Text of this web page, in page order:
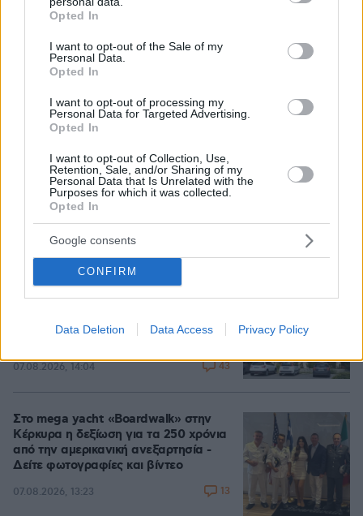
grant or deny consent to Google and its third-party tags to
use your data for below specified purposes in below Google
consent section.
Opted In
I want to opt-out of the Sale of my
Personal Data.
Opted In
I want to opt-out of processing my
Personal Data for Targeted Advertising.
Opted In
I want to opt-out of Collection, Use,
Retention, Sale, and/or Sharing of my
Personal Data that Is Unrelated with the
Purposes for which it was collected.
Opted In
Google consents
CONFIRM
Data Deletion Data Access Privacy Policy
Στο Α΄ Νεκροταφείο το μνημόσυνο για τον έναν
07.08.2026, 10:26
Συνελήφθη στη Γερμανία 31χρονος
για δολοφονίες μελών της Greek
Mafia, κατηγορείται και για την
εκτέλεση με 97 σφαίρες του Βαγγέλη
Ζαμπούνη
07.08.2026, 10:33 37
Σε 11 μήνες με αναστολή
καταδικάστηκε ο 55χρονος στον
κίνητρά μου, είχα την ανάγκη να τον
07.08.2026, 14:04 43
Στο mega yacht «Boardwalk» στην
Κέρκυρα η δεξίωση για τα 250 χρόνια
από την αμερικανική ανεξαρτησία -
Δείτε φωτογραφίες και βίντεο
07.08.2026, 13:23 13